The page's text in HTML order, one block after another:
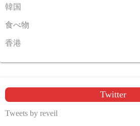
韓国
食べ物
香港
Twitter
Tweets by reveil